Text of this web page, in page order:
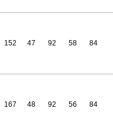
152 47 92 58 84
167 48 92 56 84